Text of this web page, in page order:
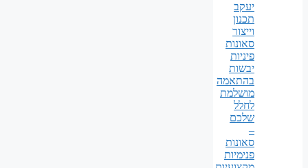
יעקב
תכנון
וייצור
סאונות
פיניות
יבשות
בהתאמה
מושלמת
לחלל
שלכם
–
סאונות
פנימיות